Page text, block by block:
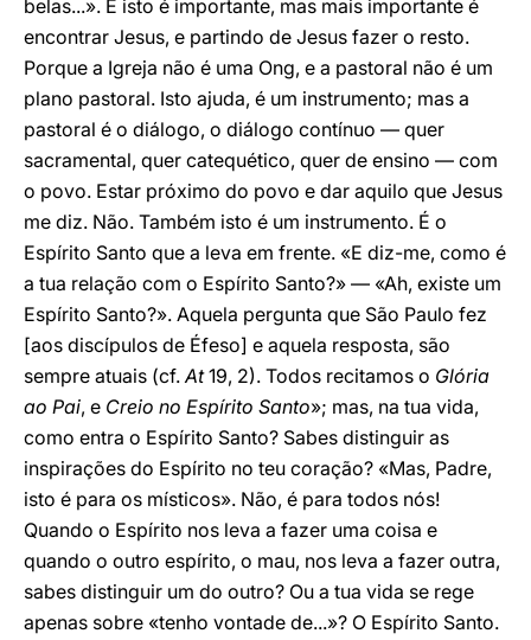
belas...». E isto é importante, mas mais importante é
encontrar Jesus, e partindo de Jesus fazer o resto.
Porque a Igreja não é uma Ong, e a pastoral não é um
plano pastoral. Isto ajuda, é um instrumento; mas a
pastoral é o diálogo, o diálogo contínuo — quer
sacramental, quer catequético, quer de ensino — com
o povo. Estar próximo do povo e dar aquilo que Jesus
me diz. Não. Também isto é um instrumento. É o
Espírito Santo que a leva em frente. «E diz-me, como é
a tua relação com o Espírito Santo?» — «Ah, existe um
Espírito Santo?». Aquela pergunta que São Paulo fez
[aos discípulos de Éfeso] e aquela resposta, são
sempre atuais (cf.At19, 2). Todos recitamos o Glória
ao Pai, e Creio no Espírito Santo»; mas, na tua vida,
como entra o Espírito Santo? Sabes distinguir as
inspirações do Espírito no teu coração? «Mas, Padre,
isto é para os místicos». Não, é para todos nós!
Quando o Espírito nos leva a fazer uma coisa e
quando o outro espírito, o mau, nos leva a fazer outra,
sabes distinguir um do outro? Ou a tua vida se rege
apenas sobre «tenho vontade de...»? O Espírito Santo.